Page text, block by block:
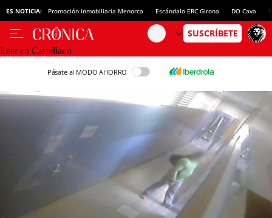
ES NOTICIA: Promoción inmobiliaria Menorca Escándalo ERC Girona DO Cava
Leer en Castellano
Pásate al MODO AHORRO